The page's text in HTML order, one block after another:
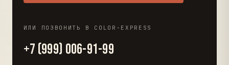
ИЛИ ПОЗВОНИТЬ В COLOR-EXPRESS
+7 (999) 006-91-99